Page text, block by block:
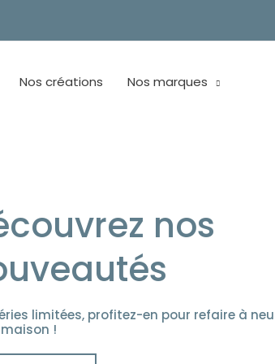
Nos créations Nos marques
nos
limitées, profitez-en pour refaire à
!